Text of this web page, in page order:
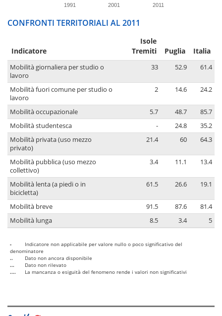
1991 2001 2011
CONFRONTI TERRITORIALI AL 2011
Indicatore
Isole
Tremiti
Puglia Italia
Mobilità giornaliera per studio o
lavoro
33 52.9 61.4
Mobilità fuori comune per studio o
lavoro
2 14.6 24.2
Mobilità occupazionale 5.7 48.7
85.7
Mobilità studentesca
- 24.8
35.2
Mobilità privata (uso mezzo
privato)
21.4 60 64.3
Mobilità pubblica (uso mezzo
collettivo)
3.4 11.1 13.4
Mobilità lenta (a piedi o in
bicicletta)
61.5 26.6 19.1
Mobilità breve 91.5 87.6
81.4
Mobilità lunga
8.5 3.4 5
-
Indicatore non applicabile per valore nullo o poco significativo del
denominatore
..
Dato non ancora disponibile
...
Dato non rilevato
....
La mancanza o esiguità del fenomeno rende i valori non significativi